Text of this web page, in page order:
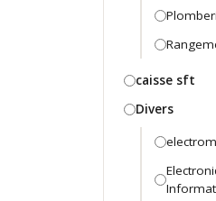
caisse sft
Divers